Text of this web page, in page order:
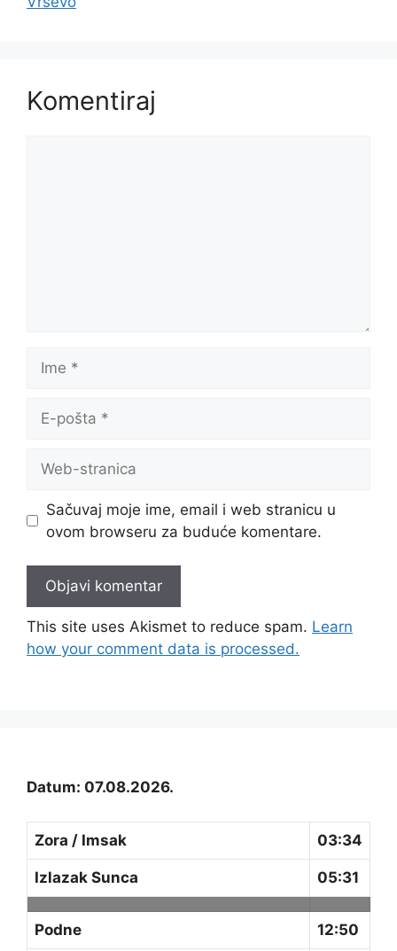
Komentiraj
pošta
stranica
Sačuvaj moje ime, email i web stranicu u
ovom browseru za buduće komentare.
This site uses Akismet to reduce spam. Learn
how your comment data is processed.
Datum: 07.08.2026.
Zora / Imsak 03:34
Izlazak Sunca 05:31
Podne 12:50